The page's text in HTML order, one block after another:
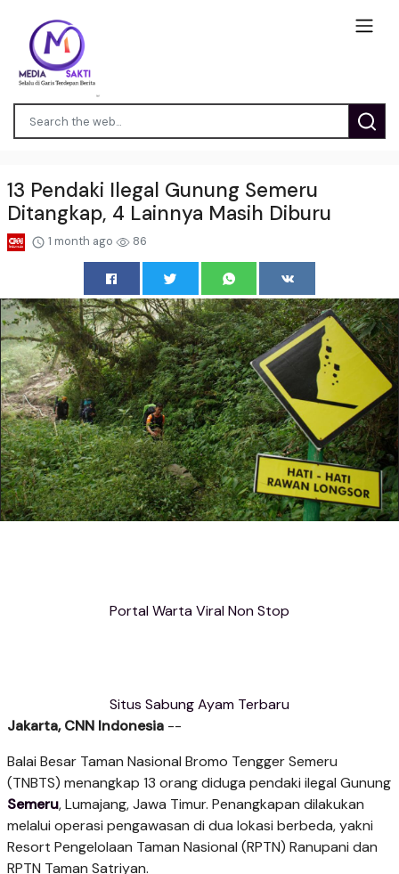
13 Pendaki Ilegal Gunung Semeru
Ditangkap, 4 Lainnya Masih Diburu
1 month ago 86
Portal Warta Viral Non Stop
Situs Sabung Ayam Terbaru
Jakarta, CNN Indonesia --
Balai Besar Taman Nasional Bromo Tengger Semeru
(TNBTS) menangkap 13 orang diduga pendaki ilegal Gunung
Semeru, Lumajang, Jawa Timur. Penangkapan dilakukan
melalui operasi pengawasan di dua lokasi berbeda, yakni
Resort Pengelolaan Taman Nasional (RPTN) Ranupani dan
RPTN Taman Satriyan.